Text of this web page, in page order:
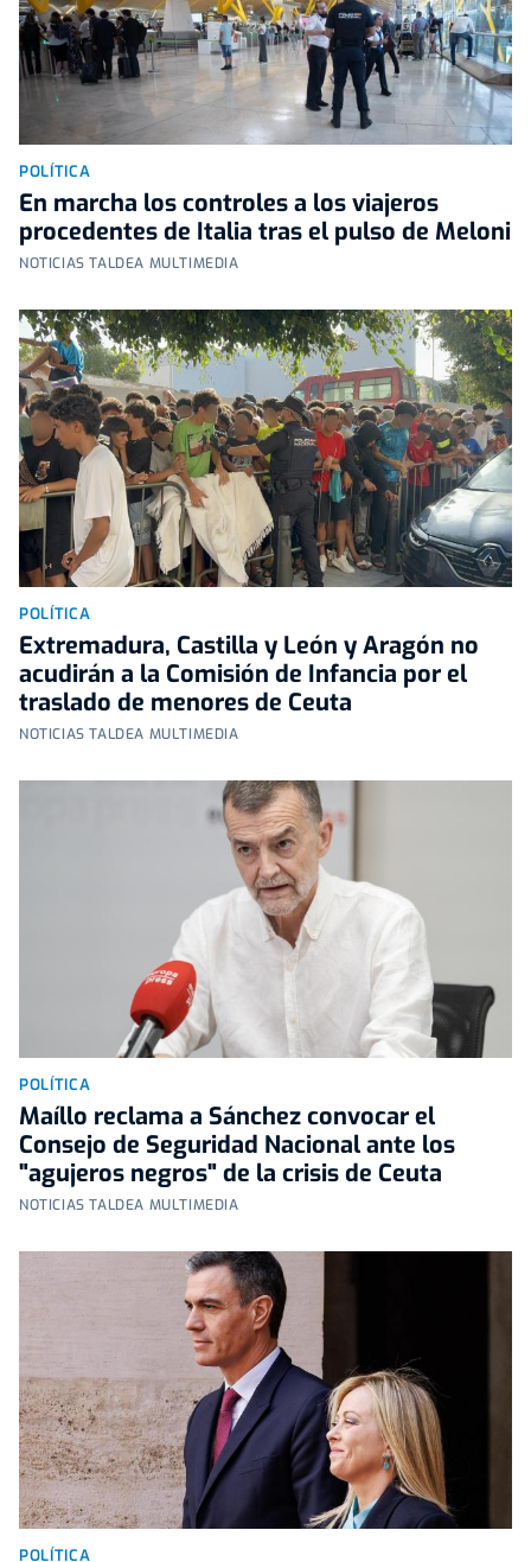
POLÍTICA
En marcha los controles a los viajeros
procedentes de Italia tras el pulso de Meloni
NOTICIAS TALDEA MULTIMEDIA
POLÍTICA
Extremadura, Castilla y León y Aragón no
acudirán a la Comisión de Infancia por el
traslado de menores de Ceuta
NOTICIAS TALDEA MULTIMEDIA
POLÍTICA
Maíllo reclama a Sánchez convocar el
Consejo de Seguridad Nacional ante los
"agujeros negros" de la crisis de Ceuta
NOTICIAS TALDEA MULTIMEDIA
POLÍTICA